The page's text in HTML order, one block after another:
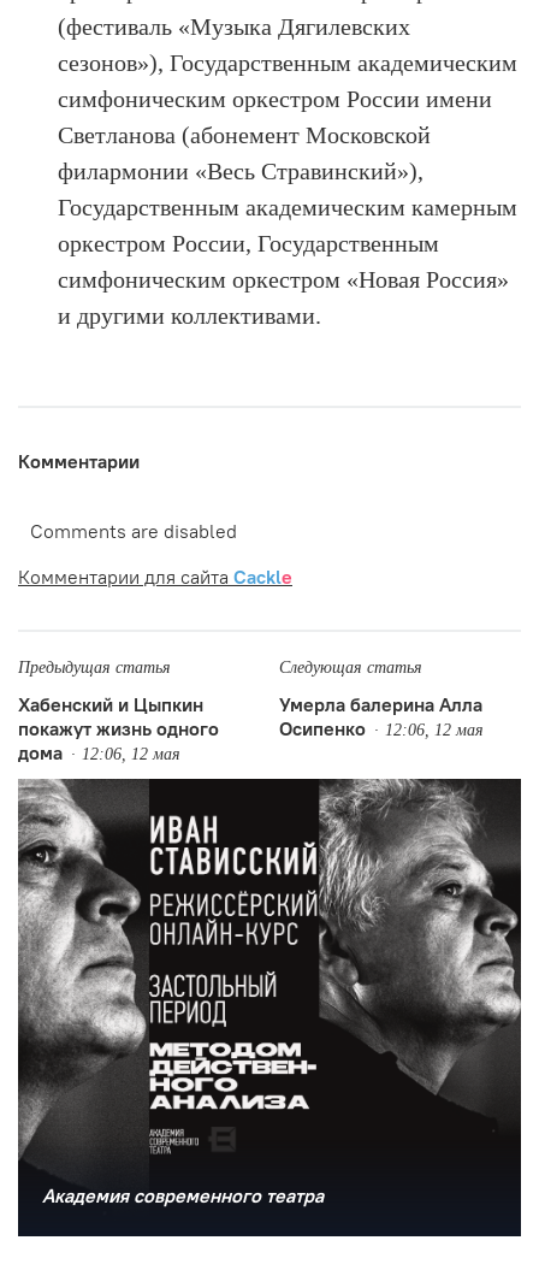
(фестиваль «Музыка Дягилевских
сезонов»), Государственным академическим
симфоническим оркестром России имени
Светланова (абонемент Московской
филармонии «Весь Стравинский»),
Государственным академическим камерным
оркестром России, Государственным
симфоническим оркестром «Новая Россия»
и другими коллективами.
Комментарии
Comments are disabled
Комментарии для сайта Cackle
Предыдущая статья
Хабенский и Цыпкин
покажут жизнь одного
дома
12:06, 12 мая
Следующая статья
Умерла балерина Алла
Осипенко
12:06, 12 мая
Академия современного театра